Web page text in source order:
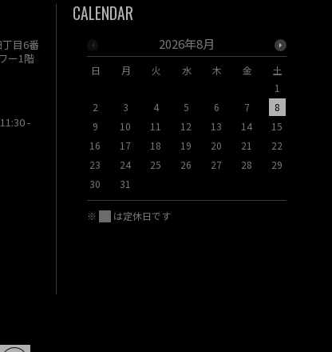
目6番
ー1階
-
CALENDAR
2026年8月
日 月 火 水 木 金
土
1
2
3 4 5 6 7
8
9
10 11 12 13 14
15
16
17 18 19 20 21
22
23
24 25 26 27 28
29
30
31
※ は定休日です